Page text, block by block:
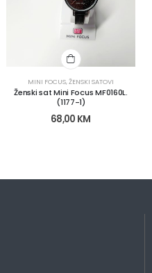
MINI FOCUS,ŽENSKI SATOVI
Ženski sat Mini Focus MF0160L.
(1177-1)
68,00 KM